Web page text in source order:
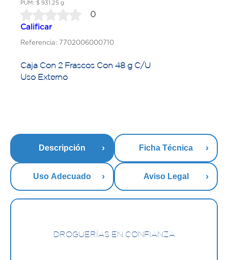
PUM: $ 931.25 g
0
Calificar
Referencia: 7702006000710
Caja Con 2 Frascos Con 48 g C/U
Uso Externo
Descripción Ficha Técnica
Uso Adecuado Aviso Legal
DROGUERÍAS EN CONFIANZA